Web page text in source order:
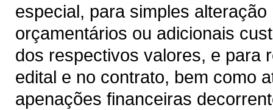
especial, para simples
orçamentários ou adicionais
dos respectivos valores, e para
edital e no contrato, bem como
apenações financeiras